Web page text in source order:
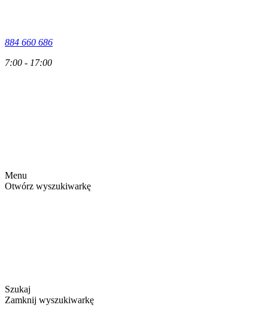
884 660 686
7:00 - 17:00
Menu
Otwórz wyszukiwarkę
Szukaj
Zamknij wyszukiwarkę